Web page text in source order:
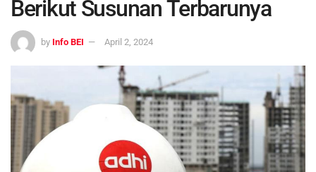
Berikut Susunan Terbarunya
by Info BEI April 2, 2024